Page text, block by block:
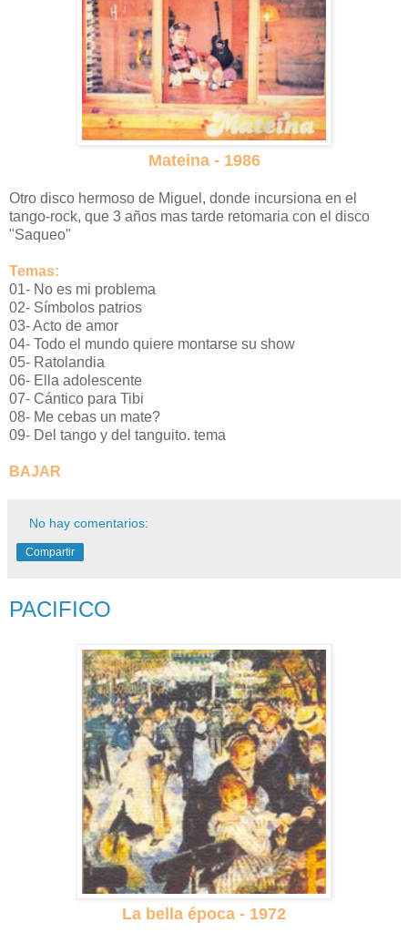
Mateina - 1986
Otro disco hermoso de Miguel, donde incursiona en el
tango-rock, que 3 años mas tarde retomaria con el disco
"Saqueo"
Temas:
01- No es mi problema
02- Símbolos patrios
03- Acto de amor
04- Todo el mundo quiere montarse su show
05- Ratolandia
06- Ella adolescente
07- Cántico para Tibi
08- Me cebas un mate?
09- Del tango y del tanguito. tema
BAJAR
No hay comentarios:
Compartir
PACIFICO
La bella época - 1972